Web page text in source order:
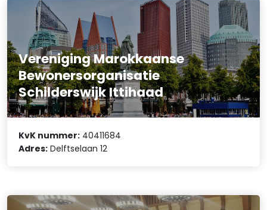
Vereniging Marokkaanse
Bewonersorganisatie
Schilderswijk Ittihaad
KvK nummer: 40411684
Adres: Delftselaan 12